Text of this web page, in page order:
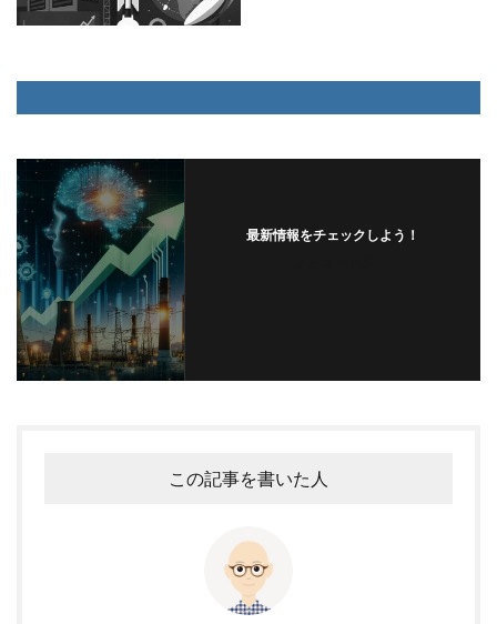
最新情報をチェックしよう！
この記事を書いた人